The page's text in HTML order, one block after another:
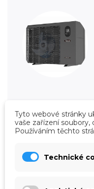
Prohlédnout
Tyto webové stránky
vaše zařízení soubory,
Používáním těchto
Technické